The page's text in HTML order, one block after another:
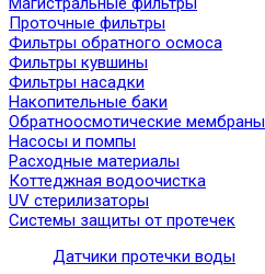
Проточные фильтры
Фильтры обратного осмоса
Фильтры кувшины
Фильтры насадки
Накопительные баки
Обратноосмотические мембраны
Насосы и помпы
Расходные материалы
Коттеджная водоочистка
UV стерилизаторы
Системы защиты от протечек
Датчики протечки воды